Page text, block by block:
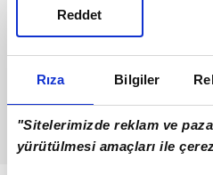
Rıza Bilgiler
"Sitelerimizde reklam ve
yürütülmesi amaçları ile
Reddet